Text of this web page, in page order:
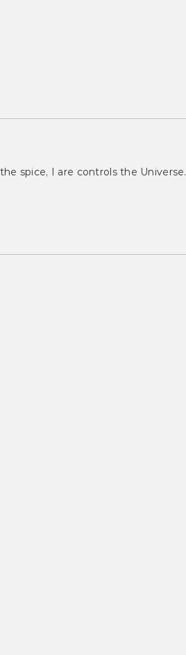
spice, I are controls the Universe.